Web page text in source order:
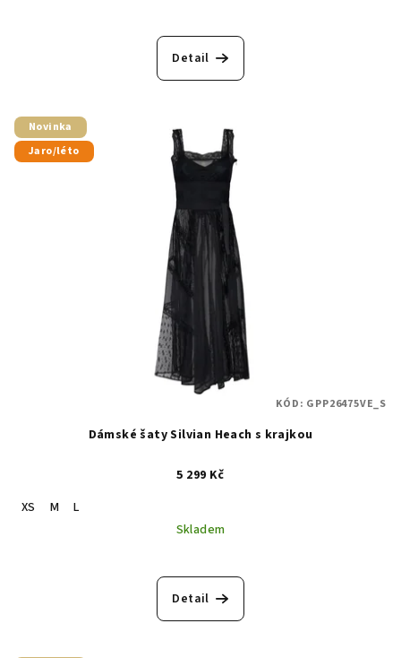
Detail
Novinka
Jaro/léto
Dámské šaty Silvian Heach s krajkou
5 299 Kč
XS
M
L
Skladem
Detail
KÓD: GPP26475VE_S